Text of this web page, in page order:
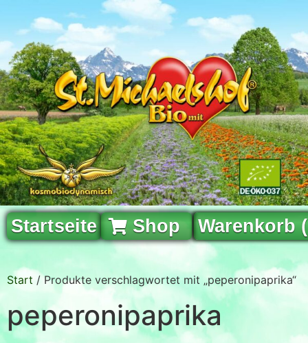
Startseite Shop Warenkorb
Start / Produkte verschlagwortet mit „peperonipaprika“
peperonipaprika